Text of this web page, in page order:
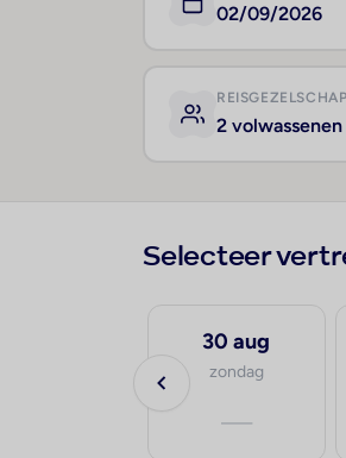
02/09/2026
REISGEZELSCHAP
2 volwassenen
Selecteer
30 aug
zondag
—